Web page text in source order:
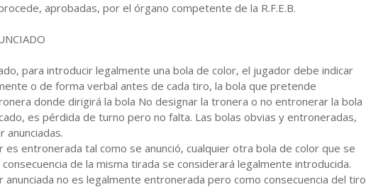
aprobadas, por el órgano competente de la R.F.E.B.
para introducir legalmente una bola de color, el jugador debe indicar
o de forma verbal antes de cada tiro, la bola que pretende
donde dirigirá la bola No designar la tronera o no entronerar la bola
es pérdida de turno pero no falta. Las bolas obvias y entroneradas,
anunciadas.
es entronerada tal como se anunció, cualquier otra bola de color que se
de la misma tirada se considerará legalmente introducida.
anunciada no es legalmente entronerada pero como consecuencia del tiro